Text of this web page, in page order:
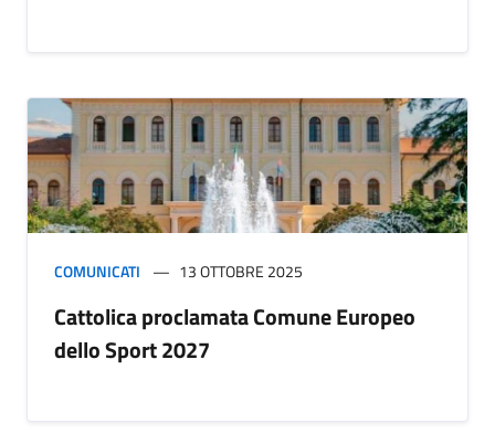
COMUNICATI 13 OTTOBRE 2025
Cattolica proclamata Comune Europeo
dello Sport 2027